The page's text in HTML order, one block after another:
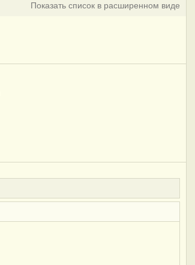
Показать список в расширенном виде